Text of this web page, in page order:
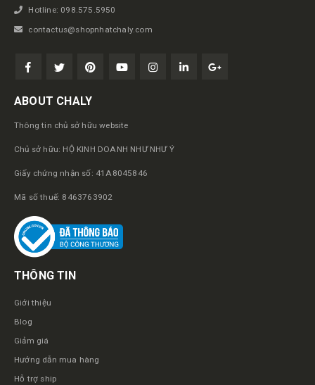
Hotline: 098.575.5950
contactus@shopnhatchaly.com
ABOUT CHALY
Thông tin chủ sở hữu website
Chủ sở hữu: HỘ KINH DOANH NHƯ NHƯ Ý
Giấy chứng nhận số: 41A8045846
Mã số thuế: 8463763902
THÔNG TIN
Giới thiệu
Blog
Giảm giá
Hướng dẫn mua hàng
Hỗ trợ ship